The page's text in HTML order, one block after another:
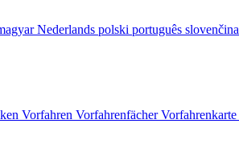
Nederlands polski português slovenčina
Vorfahren VorfahrenfächerVorfahrenkarte